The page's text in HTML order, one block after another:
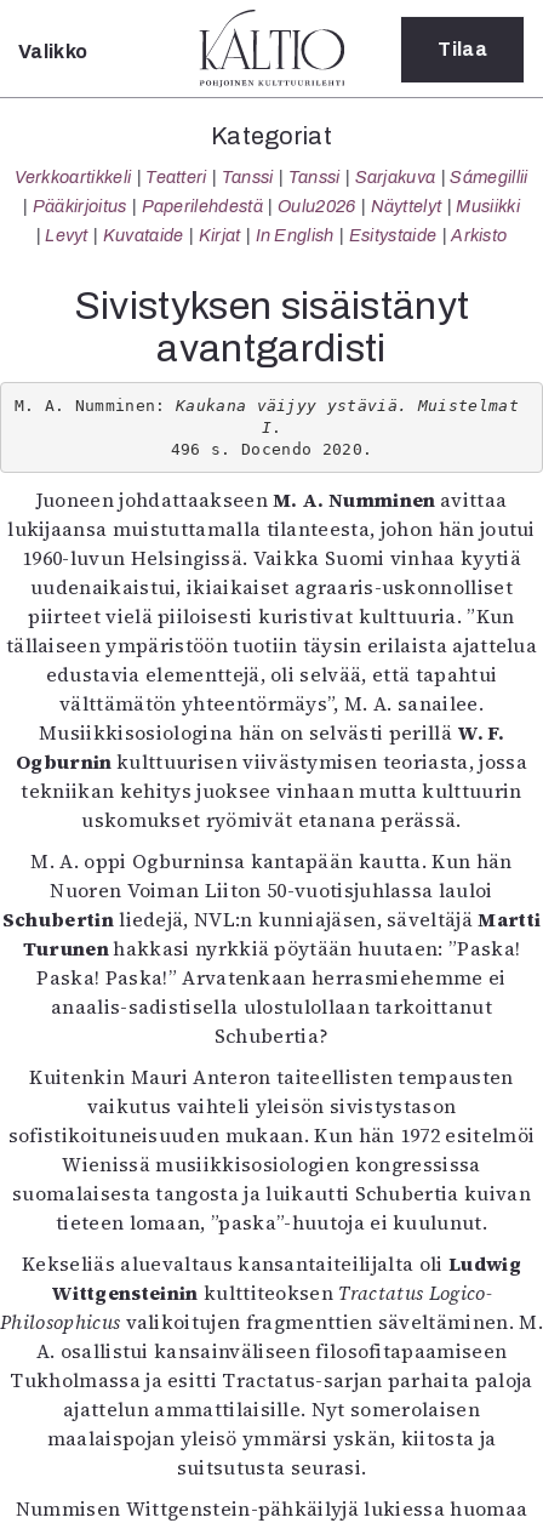
Sulje
Kategoriat
Verkkoartikkeli
Teatteri
Tanssi
Sarjakuva
Sámegillii
Pääkirjoitus
Paperilehdestä
Oulu2026
Näyttelyt
Musiikki
Levyt
Kuvataide
Kirjat
In English
Esitystaide
Arkisto
Lehdet
4/2026
2–3/2026
1/2026
6/2025
5/2025 saame
5/2025
Lehtiarkisto
Info
Tilaus ja irtonumerot
Toimitus
Mediatiedot
Kaltio ry
Valikko Tilaa
Kategoriat
Verkkoartikkeli Teatteri Tanssi Tanssi Sarjakuva
Sámegillii
Pääkirjoitus
Paperilehdestä Oulu2026 Näyttelyt
Musiikki
Levyt
Kuvataide Kirjat In English Esitystaide Arkisto
Sivistyksen sisäistänyt
avantgardisti
M. A. Numminen: Kaukana väijyy ystäviä. Muistelmat
I .
496 s. Docendo 2020.
Juoneen johdattaakseenM. A. Numminen avittaa
lukijaansa muistuttamalla tilanteesta, johon hän joutui
1960-luvun Helsingissä. Vaikka Suomi vinhaa kyytiä
uudenaikaistui, ikiaikaiset agraaris-uskonnolliset
piirteet vielä piiloisesti kuristivat kulttuuria. ”Kun
tällaiseen ympäristöön tuotiin täysin erilaista ajattelua
edustavia elementtejä, oli selvää, että tapahtui
välttämätön yhteentörmäys”, M. A. sanailee.
Musiikkisosiologina hän on selvästi perillä W. F.
Ogburninkulttuurisen viivästymisen teoriasta, jossa
tekniikan kehitys juoksee vinhaan mutta kulttuurin
uskomukset ryömivät etanana perässä.
M. A. oppi Ogburninsa kantapään kautta. Kun hän
Nuoren Voiman Liiton 50-vuotisjuhlassa lauloi
Schubertinliedejä, NVL:n kunniajäsen, säveltäjäMartti
Turunenhakkasi nyrkkiä pöytään huutaen: ”Paska!
Paska! Paska!” Arvatenkaan herrasmiehemme ei
anaalis-sadistisella ulostulollaan tarkoittanut
Schubertia?
Kuitenkin Mauri Anteron taiteellisten tempausten
vaikutus vaihteli yleisön sivistystason
sofistikoituneisuuden mukaan. Kun hän 1972 esitelmöi
Wienissä musiikkisosiologien kongressissa
suomalaisesta tangosta ja luikautti Schubertia kuivan
tieteen lomaan, ”paska”-huutoja ei kuulunut.
Kekseliäs aluevaltaus kansantaiteilijalta oli Ludwig
Wittgensteinin kulttiteoksen Tractatus Logico-
Philosophicus valikoitujen fragmenttien säveltäminen. M.
A. osallistui kansainväliseen filosofitapaamiseen
Tukholmassa ja esitti Tractatus-sarjan parhaita paloja
ajattelun ammattilaisille. Nyt somerolaisen
maalaispojan yleisö ymmärsi yskän, kiitosta ja
suitsutusta seurasi.
Nummisen Wittgenstein-pähkäilyjä lukiessa huomaa